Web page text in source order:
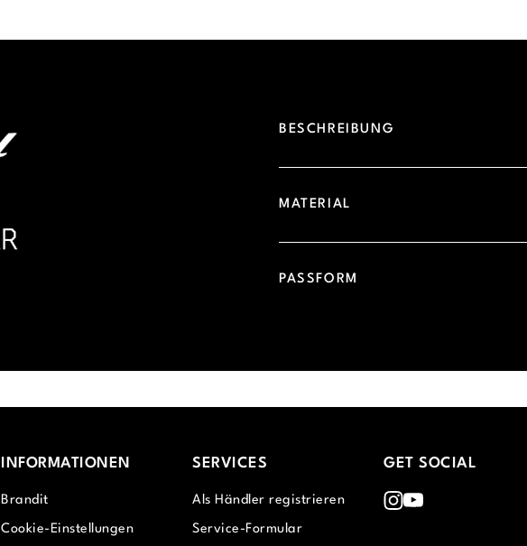
BESCHREIBUNG
MATERIAL
PASSFORM
INFORMATIONEN
Brandit
Cookie-Einstellungen
SERVICES
Als Händler registrieren
Service-Formular
GET SOCIAL
Instagram
Youtube